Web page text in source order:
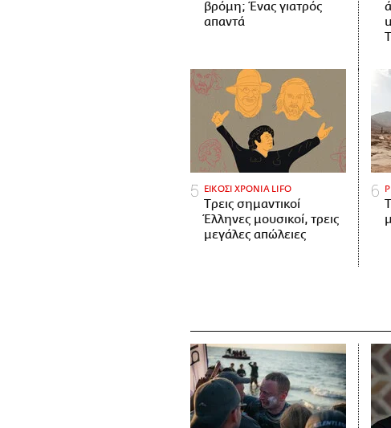
βρόμη; Ένας γιατρός
απαντά
ΕΙΚΟΣΙ ΧΡΟΝΙΑ LIFO
Tρεις σημαντικοί
Έλληνες μουσικοί, τρεις
μεγάλες απώλειες